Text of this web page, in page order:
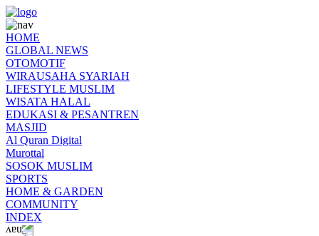
HOME
GLOBAL NEWS
OTOMOTIF
WIRAUSAHA SYARIAH
LIFESTYLE MUSLIM
WISATA HALAL
EDUKASI & PESANTREN
MASJID
Al Quran Digital
Murottal
SOSOK MUSLIM
SPORTS
HOME & GARDEN
COMMUNITY
INDEX